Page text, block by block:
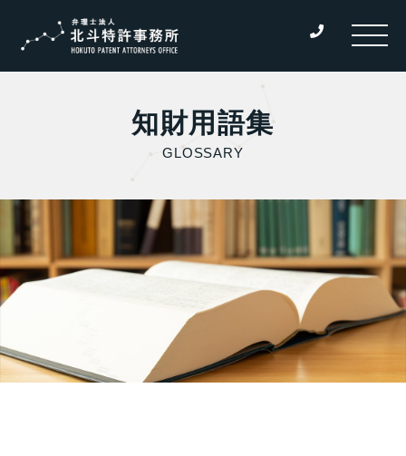
知財用語集
GLOSSARY